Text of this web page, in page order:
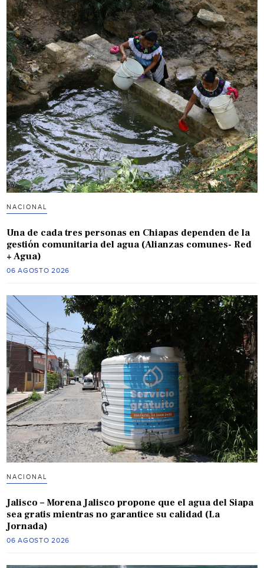
NACIONAL
Una de cada tres personas en Chiapas dependen de la
gestión comunitaria del agua (Alianzas comunes- Red
+ Agua)
06 AGOSTO 2026
NACIONAL
Jalisco – Morena Jalisco propone que el agua del Siapa
sea gratis mientras no garantice su calidad (La
Jornada)
06 AGOSTO 2026